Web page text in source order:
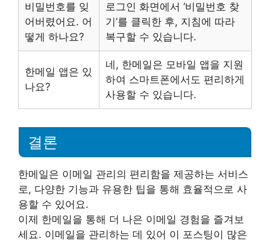
비밀번호를 잊
어버렸어요. 어
떻게 하나요?
로그인 화면에서 ‘비밀번호 찾
기’를 클릭한 후, 지침에 따라
복구할 수 있습니다.
한메일 앱은 있
나요?
네, 한메일은 모바일 앱을 지원
하여 스마트폰에서도 편리하게
사용할 수 있습니다.
결론
한메일은 이메일 관리의 편리함을 제공하는 서비스
로, 다양한 기능과 유용한 팁을 통해 효율적으로 사
용할 수 있어요.
이제 한메일을 통해 더 나은 이메일 경험을 즐겨보
세요. 이메일을 관리하는 데 있어 이 포스팅이 많은